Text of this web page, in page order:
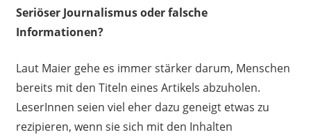
Seriöser Journalismus oder falsche
Informationen?
Laut Maier gehe es immer stärker darum, Menschen
bereits mit den Titeln eines Artikels abzuholen.
LeserInnen seien viel eher dazu geneigt etwas zu
rezipieren, wenn sie sich mit den Inhalten